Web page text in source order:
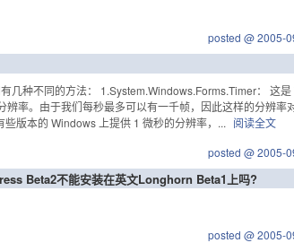
posted @ 2005-
几种不同的方法： 1.System.Windows.Forms.Timer： 这
辨率。由于我们每秒最多可以有一千帧，因此这样的分辨率
版本的 Windows 上提供 1 微秒的分辨率，... 阅读全文
posted @ 2005-
Beta2不能安装在英文Longhorn Beta1上吗?
posted @ 2005-